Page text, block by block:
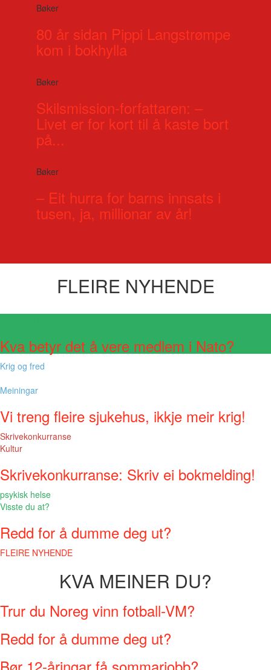
Bøker
80 år sidan Pippi Langstrømpe
kom i bokhylla
Bøker
Skilsmission-forfattaren: –
Livet er for kort til å kaste bort
på...
Bøker
– Eit hurra for barns innsats i
tusen, ja, millionar av år!
FLEIRE NYHENDE
Kva betyr det å vere medlem i Nato?
Krig og fred
Meiningar
Vi treng fleire sjukehus, ikkje meir krig!
Skrivekonkurranse
Kultur
Skrivekonkurranse: Skriv ei bokmelding!
psykisk helse
Visste du at?
Redd for å dumme deg ut?
FLEIRE NYHENDE
KVA MEINER DU?
Trur du Noreg vinn fotball-VM?
Redd for å dumme deg ut?